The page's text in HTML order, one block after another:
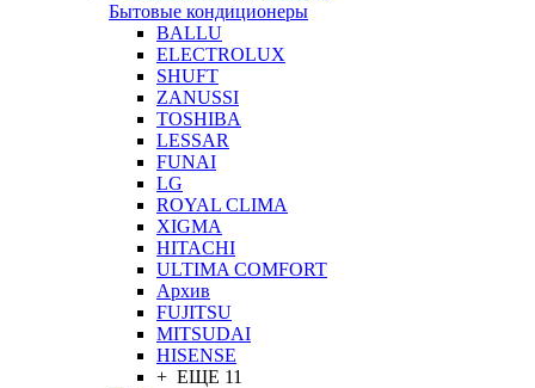
Бытовые кондиционеры
BALLU
ELECTROLUX
SHUFT
ZANUSSI
TOSHIBA
LESSAR
FUNAI
LG
ROYAL CLIMA
XIGMA
HITACHI
ULTIMA COMFORT
Архив
FUJITSU
MITSUDAI
HISENSE
+ ЕЩЕ 11